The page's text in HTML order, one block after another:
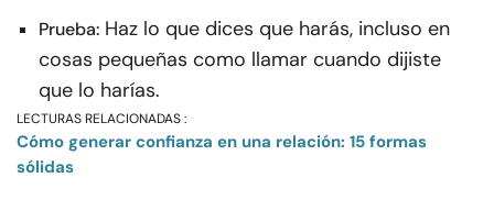
Prueba: Haz lo que dices que harás, incluso en
cosas pequeñas como llamar cuando dijiste
que lo harías.
LECTURAS RELACIONADAS :
Cómo generar confianza en una relación: 15 formas
sólidas